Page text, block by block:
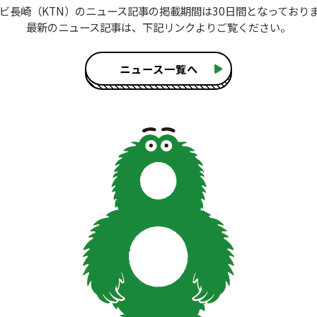
長崎（KTN）のニュース記事の掲載期間は30日間となっており
最新のニュース記事は、 下記リンクよりご覧ください。
ニュース一覧へ